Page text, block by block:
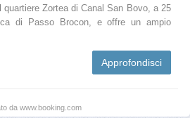
quartiere Zortea di Canal San Bovo, a 25
di Passo Brocon, e offre un ampio
Approfondisci
da www.booking.com